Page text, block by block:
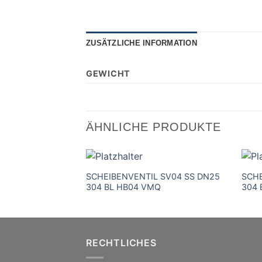
ZUSÄTZLICHE INFORMATION
GEWICHT
ÄHNLICHE PRODUKTE
SCHEIBENVENTIL SV04 SS DN25
304 BL HB04 VMQ
304
RECHTLICHES